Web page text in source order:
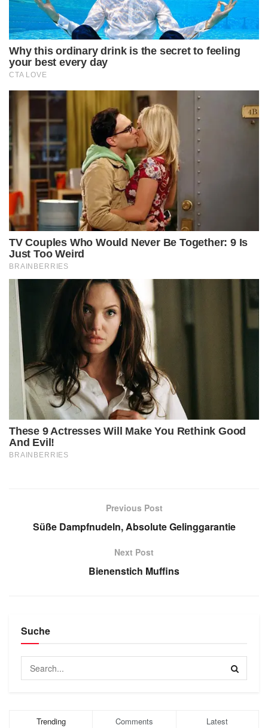
Previous Post
Süße Dampfnudeln, Absolute Gelinggarantie
Next Post
Bienenstich Muffins
Suche
Trending Comments Latest